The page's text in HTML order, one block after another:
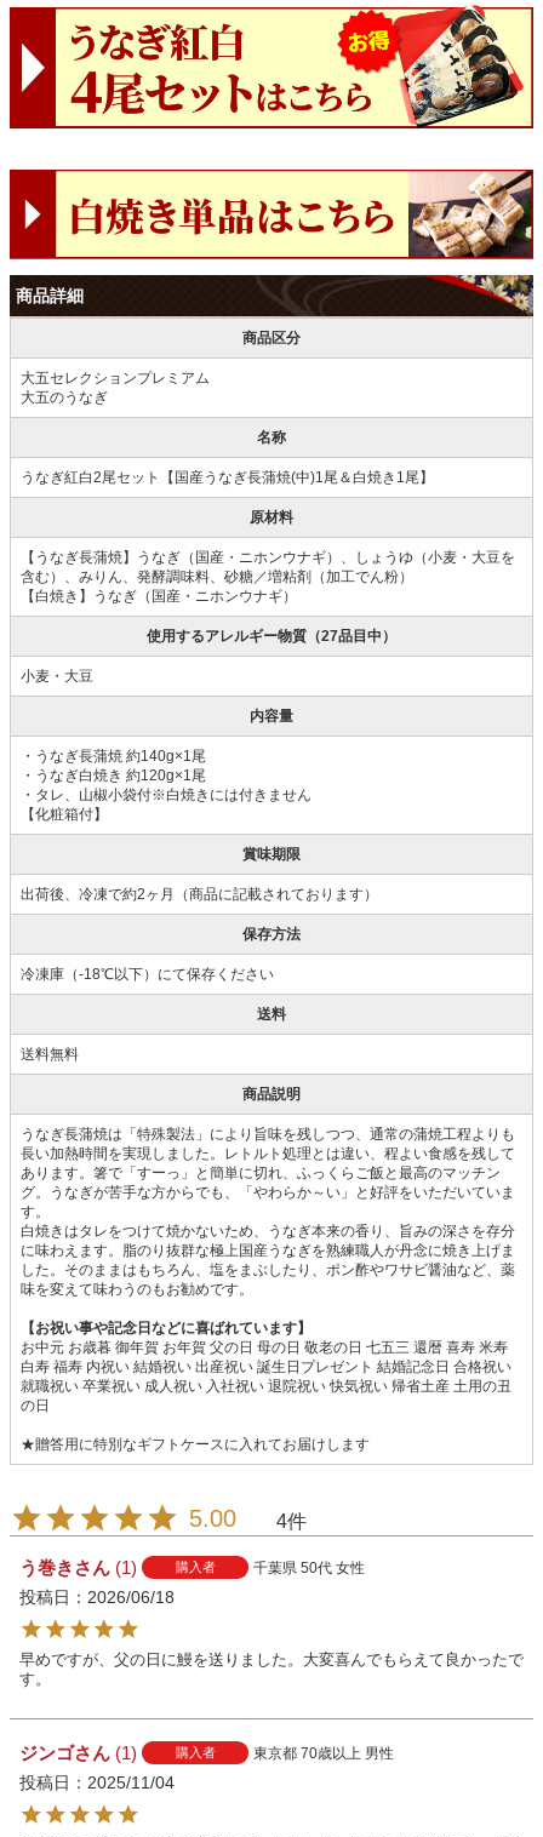
商品詳細
商品区分
大五セレクションプレミアム
大五のうなぎ
名称
うなぎ紅白2尾セット【国産うなぎ長蒲焼(中)1尾＆白焼き1尾】
原材料
【うなぎ長蒲焼】うなぎ（国産・ニホンウナギ）、しょうゆ（小麦・大豆を
含む）、みりん、発酵調味料、砂糖／増粘剤（加工でん粉）
【白焼き】うなぎ（国産・ニホンウナギ）
使用するアレルギー物質（27品目中）
小麦・大豆
内容量
・うなぎ長蒲焼 約140g×1尾
・うなぎ白焼き 約120g×1尾
・タレ、山椒小袋付※白焼きには付きません
【化粧箱付】
賞味期限
出荷後、冷凍で約2ヶ月（商品に記載されております）
保存方法
冷凍庫（-18℃以下）にて保存ください
送料
送料無料
商品説明
うなぎ長蒲焼は「特殊製法」により旨味を残しつつ、通常の蒲焼工程よりも
長い加熱時間を実現しました。レトルト処理とは違い、程よい食感を残して
あります。箸で「すーっ」と簡単に切れ、ふっくらご飯と最高のマッチン
グ。うなぎが苦手な方からでも、「やわらか～い」と好評をいただいていま
す。
白焼きはタレをつけて焼かないため、うなぎ本来の香り、旨みの深さを存分
に味わえます。脂のり抜群な極上国産うなぎを熟練職人が丹念に焼き上げま
した。そのままはもちろん、塩をまぶしたり、ポン酢やワサビ醤油など、薬
味を変えて味わうのもお勧めです。
【お祝い事や記念日などに喜ばれています】
お中元 お歳暮 御年賀 お年賀 父の日 母の日 敬老の日 七五三 還暦 喜寿 米寿
白寿 福寿 内祝い 結婚祝い 出産祝い 誕生日プレゼント 結婚記念日 合格祝い
就職祝い 卒業祝い 成人祝い 入社祝い 退院祝い 快気祝い 帰省土産 土用の丑
の日
★贈答用に特別なギフトケースに入れてお届けします
5.00 4
う巻き 1 購入者 千葉県 50代 女性
投稿日 2026/06/18
早めですが、父の日に鰻を送りました。大変喜んでもらえて良かったで
す。
ジンゴ 1 購入者 東京都 70歳以上 男性
投稿日 2025/11/04